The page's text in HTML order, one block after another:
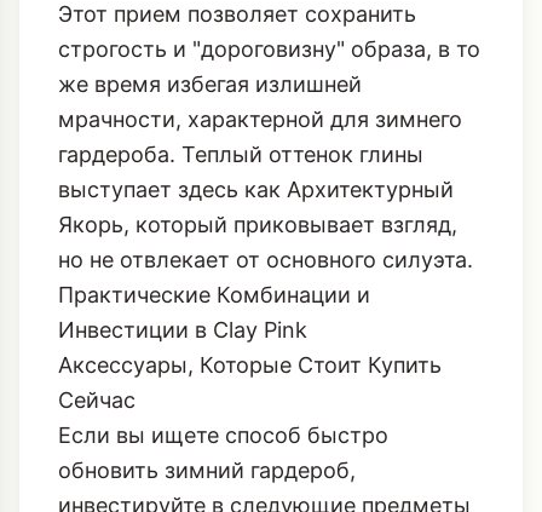
Этот прием позволяет сохранить
строгость и "дороговизну" образа, в то
же время избегая излишней
мрачности, характерной для зимнего
гардероба. Теплый оттенок глины
выступает здесь как Архитектурный
Якорь, который приковывает взгляд,
но не отвлекает от основного силуэта.
Практические Комбинации и
Инвестиции в Clay Pink
Аксессуары, Которые Стоит Купить
Сейчас
Если вы ищете способ быстро
обновить зимний гардероб,
инвестируйте в следующие предметы